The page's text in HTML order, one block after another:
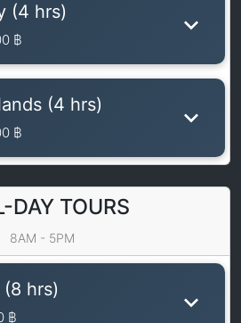
(4 hrs)
฿
(4 hrs)
฿
DAY TOURS
8AM - 5PM
hrs)
฿